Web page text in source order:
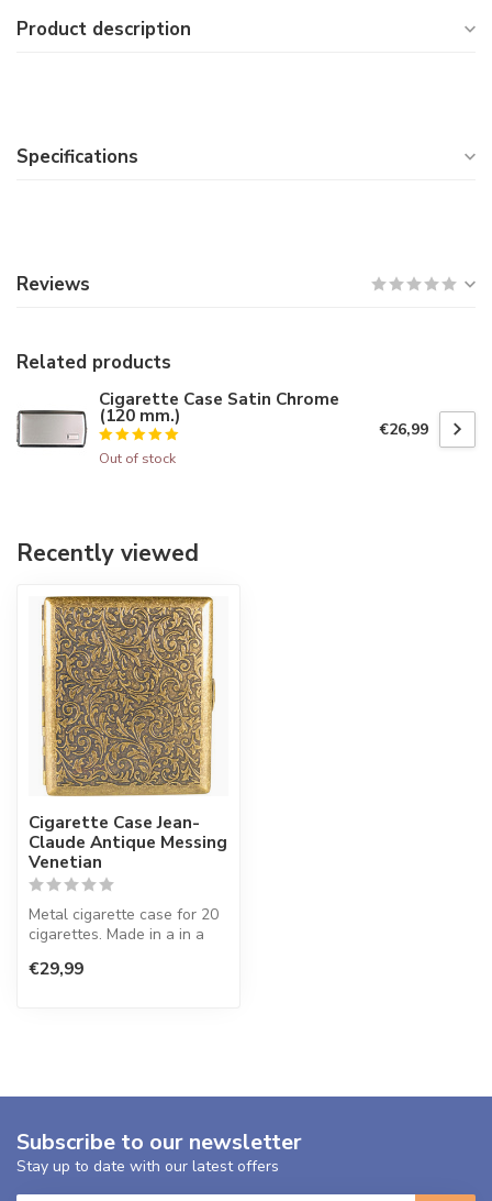
Product description
Specifications
Reviews
Related products
Cigarette Case Satin Chrome
(120 mm.)
Out of stock
€26,99
Recently viewed
Cigarette Case Jean-
Claude Antique Messing
Venetian
Metal cigarette case for 20
cigarettes. Made in a in a
€29,99
Subscribe to our newsletter
Stay up to date with our latest offers